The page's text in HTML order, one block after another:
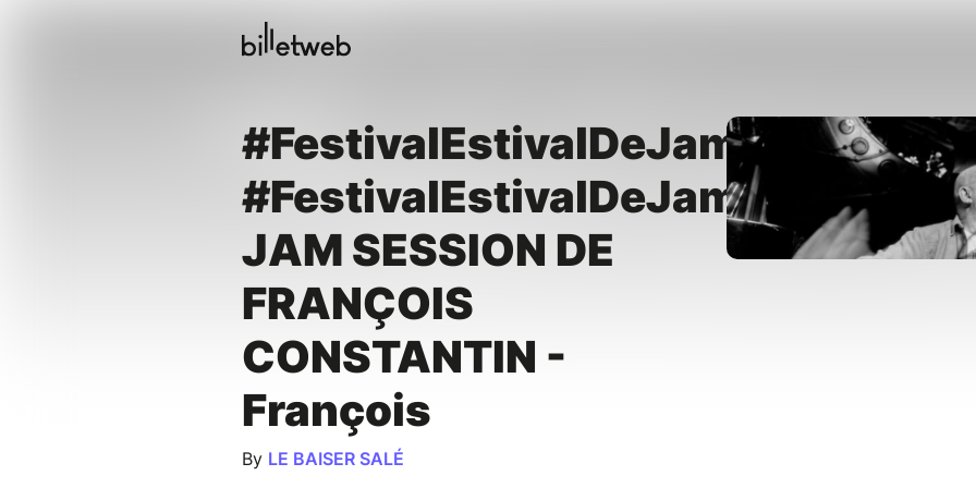
#FestivalEstivalDeJam2026
#FestivalEstivalDeJam2026
JAM SESSION DE
FRANÇOIS
CONSTANTIN -
François
By LE BAISER SALÉ